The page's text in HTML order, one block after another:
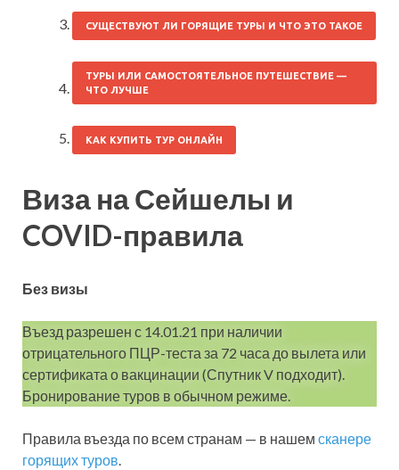
СУЩЕСТВУЮТ ЛИ ГОРЯЩИЕ ТУРЫ И ЧТО ЭТО ТАКОЕ
ТУРЫ ИЛИ САМОСТОЯТЕЛЬНОЕ ПУТЕШЕСТВИЕ —
ЧТО ЛУЧШЕ
КАК КУПИТЬ ТУР ОНЛАЙН
Виза на Сейшелы и
COVID-правила
Без визы
Въезд разрешен с 14.01.21 при наличии
отрицательного ПЦР-теста за 72 часа до вылета или
сертификата о вакцинации (Спутник V подходит).
Бронирование туров в обычном режиме.
Правила въезда по всем странам — в нашем сканере
горящих туров.